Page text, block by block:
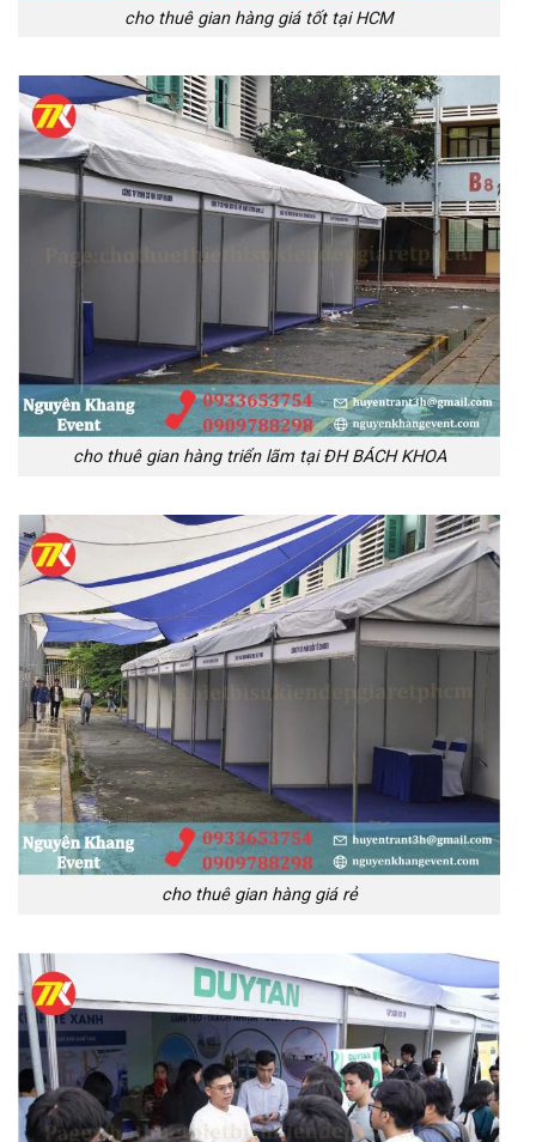
cho thuê gian hàng giá tốt tại HCM
cho thuê gian hàng triển lãm tại ĐH BÁCH KHOA
cho thuê gian hàng giá rẻ